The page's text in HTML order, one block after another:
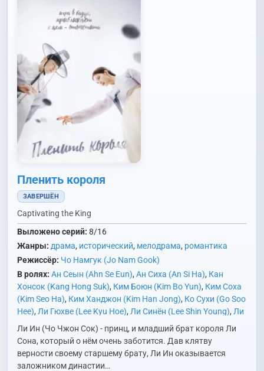
Пленить короля
ЗАВЕРШЁН
Captivating the King
Выложено серий: 8/16
Жанры: драма, исторический, мелодрама, романтика
Режиссёр: Чо Намгук (Jo Nam Gook)
В ролях: Ан Сеын (Ahn Se Eun), Ан Сиха (An Si Ha), Кан
Хонсок (Kang Hong Suk), Ким Боюн (Kim Bo Yun), Ким Соха
(Kim Seo Ha), Ким Ханджон (Kim Han Jong), Ко Сухи (Go Soo
Hee), Ли Гюхве (Lee Kyu Hoe), Ли Синён (Lee Shin Young), Ли
Юнхи (Lee Yoon Hee) , На Хёну (Na Hyun Woo)
Ом Хёсоп
(Uhm Hyo Sup), Пак Еён (Park Ye Young) ,Пэк Соккван (Baek
Suk Kwang)
Син Сегён (Shin Se Kyung) , Сон Санын (Song
Sang Eun)
Сон Хёнджу (Son Hyun Joo)
Ли Ин (Чо Чжон Сок) - принц, и младший брат короля Ли
Сона, который о нём очень заботится. Дав клятву
верности своему старшему брату, Ли Ин оказывается
заложником династии…